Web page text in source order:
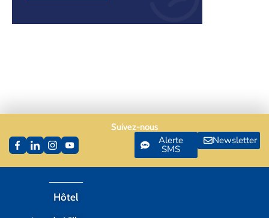
Hôtel
Suivez-nous
Alerte
SMS
Newsletter